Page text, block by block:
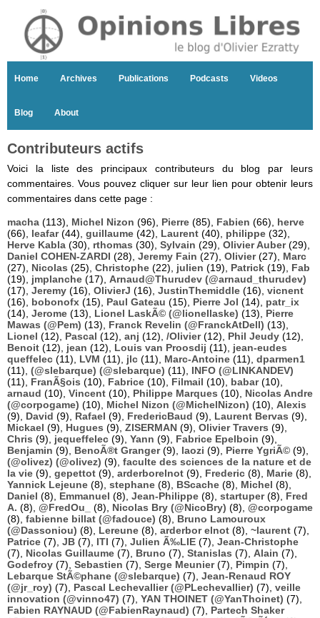
Home Archives Publications Podcasts Videos
Blog About
Contributeurs actifs
Voici la liste des principaux contributeurs du blog par leurs
commentaires. Vous pouvez cliquer sur leur lien pour obtenir leurs
commentaires dans cette page :
macha (113), Michel Nizon (96), Pierre (85), Fabien (66), herve
(66), leafar(44), guillaume (42), Laurent (40), philippe (32),
Herve Kabla (30), rthomas (30), Sylvain (29), Olivier Auber(29),
Daniel COHEN-ZARDI (28), Jeremy Fain (27), Olivier(27), Marc
(27), Nicolas (25), Christophe (22), julien (19), Patrick (19), Fab
(19), jmplanche (17), Arnaud@Thurudev (@arnaud_thurudev)
(17), Jeremy (16), OlivierJ (16), JustinThemiddle (16), vicnent
(16), bobonofx (15), Paul Gateau (15), Pierre Jol (14), patr_ix
(14), Jerome (13), Lionel LaskÃ© (@lionellaske) (13), Pierre
Mawas (@Pem) (13), Franck Revelin (@FranckAtDell) (13),
Lionel (12), Pascal (12), anj (12), /Olivier(12), Phil Jeudy (12),
Benoit (12), jean (12), Louis van Proosdij (11), jean-eudes
queffelec (11), LVM (11), jlc (11), Marc-Antoine (11), dparmen1
(11), (@slebarque) (@slebarque) (11), INFO (@LINKANDEV)
(11), FranÃ§ois (10), Fabrice (10), Filmail (10), babar(10),
arnaud (10), Vincent (10), Philippe Marques (10), Nicolas Andre
(@corpogame) (10), Michel Nizon (@MichelNizon) (10), Alexis
(9), David (9), Rafael (9), FredericBaud (9), Laurent Bervas (9),
Mickael (9), Hugues (9), ZISERMAN (9), Olivier Travers (9),
Chris (9), jequeffelec (9), Yann (9), Fabrice Epelboin (9),
Benjamin (9), BenoÃ®t Granger(9), laozi (9), Pierre YgriÃ© (9),
(@olivez) (@olivez) (9), faculte des sciences de la nature et de
la vie (9), gepettot (9), arderborelnot (9), Frederic (8), Marie (8),
Yannick Lejeune (8), stephane (8), BScache (8), Michel (8),
Daniel (8), Emmanuel (8), Jean-Philippe (8), startuper(8), Fred
A. (8), @FredOu_ (8), Nicolas Bry (@NicoBry) (8), @corpogame
(8), fabienne billat (@fadouce) (8), Bruno Lamouroux
(@Dassoniou) (8), Lereune (8), arderbor elnot (8), ~laurent (7),
Patrice (7), JB (7), ITI (7), Julien Ã‰LIE (7), Jean-Christophe
(7), Nicolas Guillaume (7), Bruno (7), Stanislas (7), Alain (7),
Godefroy (7), Sebastien (7), Serge Meunier(7), Pimpin (7),
Lebarque StÃ©phane (@slebarque) (7), Jean-Renaud ROY
(@jr_roy) (7), Pascal Lechevallier (@PLechevallier) (7), veille
innovation (@vinno47) (7), YAN THOINET (@YanThoinet) (7),
Fabien RAYNAUD (@FabienRaynaud) (7), Partech Shaker